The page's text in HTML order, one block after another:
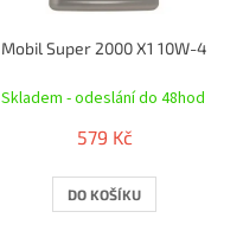
Mobil Super 2000 X1 10W-40 4 l
Skladem - odeslání do 48hod
579 Kč
DO KOŠÍKU